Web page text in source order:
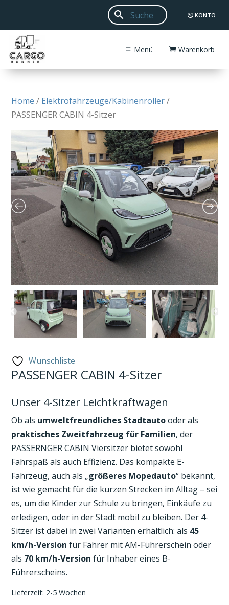
KONTO
Menü Warenkorb
Home / Elektrofahrzeuge/Kabinenroller/
PASSENGER CABIN 4-Sitzer
Wunschliste
PASSENGER CABIN 4-Sitzer
Unser 4-Sitzer Leichtkraftwagen
Ob als umweltfreundliches Stadtautooder als
praktisches Zweitfahrzeug für Familien, der
PASSERNGER CABIN Viersitzer bietet sowohl
Fahrspaß als auch Effizienz. Das kompakte E-
Fahrzeug, auch als „größeres Mopedauto“ bekannt,
ist wie gemacht für die kurzen Strecken im Alltag – sei
es, um die Kinder zur Schule zu bringen, Einkäufe zu
erledigen, oder in der Stadt mobil zu bleiben. Der 4-
Sitzer ist dabei in zwei Varianten erhältlich: als 45
km/h-Version für Fahrer mit AM-Führerschein oder
als 70 km/h-Version für Inhaber eines B-
Führerscheins.
Lieferzeit: 2-5 Wochen